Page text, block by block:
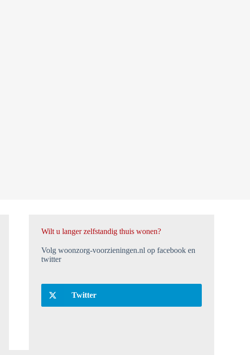
Wilt u langer zelfstandig thuis wonen?
Volg woonzorg-voorzieningen.nl op facebook en
twitter
Twitter